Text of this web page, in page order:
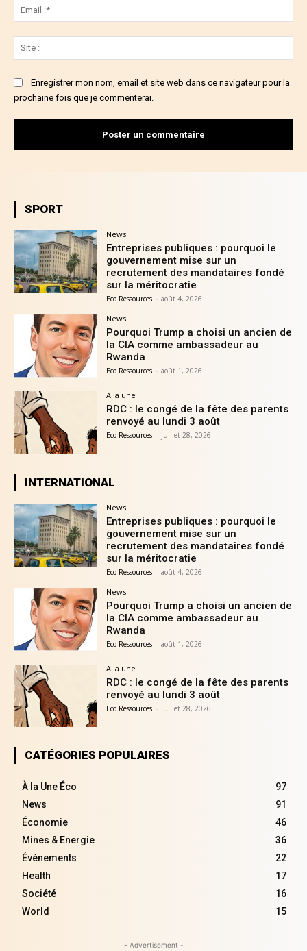
:*
:
Enregistrer mon nom, email et site web dans ce navigateur pour la
prochaine fois que je commenterai.
SPORT
News
Entreprises publiques : pourquoi le
gouvernement mise sur un
recrutement des mandataires fondé
sur la méritocratie
Eco Ressources - août 4, 2026
News
Pourquoi Trump a choisi un ancien de
la CIA comme ambassadeur au
Rwanda
Eco Ressources - août 1, 2026
A la une
RDC : le congé de la fête des parents
renvoyé au lundi 3 août
Eco Ressources - juillet 28, 2026
INTERNATIONAL
News
Entreprises publiques : pourquoi le
gouvernement mise sur un
recrutement des mandataires fondé
sur la méritocratie
Eco Ressources - août 4, 2026
News
Pourquoi Trump a choisi un ancien de
la CIA comme ambassadeur au
Rwanda
Eco Ressources - août 1, 2026
A la une
RDC : le congé de la fête des parents
renvoyé au lundi 3 août
Eco Ressources - juillet 28, 2026
CATÉGORIES POPULAIRES
À la Une Éco
97
News
91
Économie
46
Mines & Energie
36
Événements
22
Health
17
Société
16
World
15
- Advertisement -